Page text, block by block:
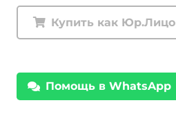
передние
Ironman
Land
Cruiser
Купить как Юр.Лицо
Помощь в WhatsApp